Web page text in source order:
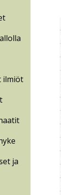
ilmiöt
ja